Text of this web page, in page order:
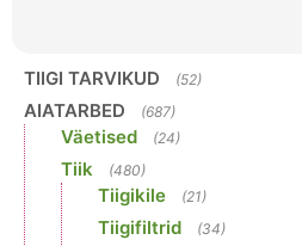
TIIGI TARVIKUD (52)
AIATARBED (687)
Väetised (24)
Tiik (480)
Tiigikile (21)
Tiigifiltrid (34)